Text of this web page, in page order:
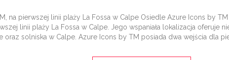
na pierwszej linii plaży La Fossa w Calpe Osiedle Azure Icons by
linii plaży La Fossa w Calpe. Jego wspaniała lokalizacja oferuje
oraz solniska w Calpe. Azure Icons by TM posiada dwa wejścia dla